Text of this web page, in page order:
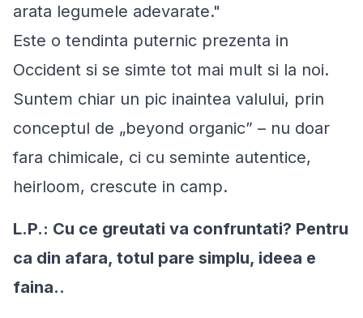
arata legumele adevarate."
Este o tendinta puternic prezenta in
Occident si se simte tot mai mult si la noi.
Suntem chiar un pic inaintea valului, prin
conceptul de „beyond organic” – nu doar
fara chimicale, ci cu seminte autentice,
heirloom, crescute in camp.
L.P.: Cu ce greutati va confruntati? Pentru
ca din afara, totul pare simplu, ideea e
faina..